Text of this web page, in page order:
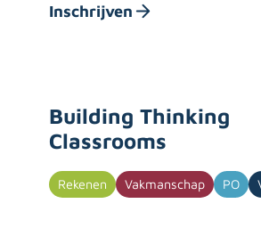
Inschrijven
Building Thinking
Classrooms
Rekenen Vakmanschap PO